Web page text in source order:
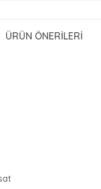
ÜRÜN ÖNERILERI